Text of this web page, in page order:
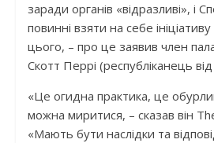
заради органів «відразливі», і
повинні взяти на себе
цього, – про це заявив член
Скотт Перрі (республіканець від
«Це огидна практика, це
можна миритися, – сказав він
«Мають бути наслідки та